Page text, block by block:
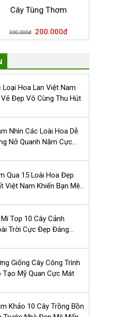
Cây Tùng Thơm
300.000đ 200.000đ
Loại Hoa Lan Việt Nam
Đẹp Vô Cùng Thu Hút
Nhìn Các Loài Hoa Dễ
Nở Quanh Năm Cực
Qua 15 Loài Hoa Đẹp
Việt Nam Khiến Bạn Mê
Top 10 Cây Cảnh
Trời Cực Đẹp Đáng
Giống Cây Công Trình
Tạo Mỹ Quan Cực Mát
Khảo 10 Cây Trồng Bồn